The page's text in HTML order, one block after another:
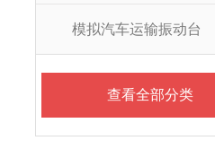
模拟汽车运输振动台
查看全部分类